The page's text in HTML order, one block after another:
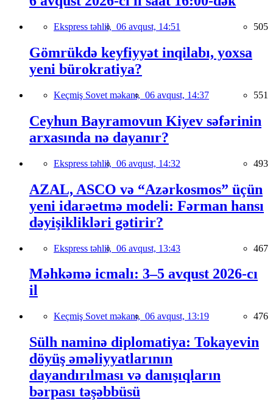
Ekspress təhlil, 06 avqust, 14:51 505
Gömrükdə keyfiyyət inqilabı, yoxsa
yeni bürokratiya?
Keçmiş Sovet məkanı, 06 avqust, 14:37 551
Ceyhun Bayramovun Kiyev səfərinin
arxasında nə dayanır?
Ekspress təhlil, 06 avqust, 14:32 493
AZAL, ASCO və “Azərkosmos” üçün
yeni idarəetmə modeli: Fərman hansı
dəyişiklikləri gətirir?
Ekspress təhlil, 06 avqust, 13:43 467
Məhkəmə icmalı: 3–5 avqust 2026-cı
il
Keçmiş Sovet məkanı, 06 avqust, 13:19 476
Sülh naminə diplomatiya: Tokayevin
döyüş əməliyyatlarının
dayandırılması və danışıqların
bərpası təşəbbüsü